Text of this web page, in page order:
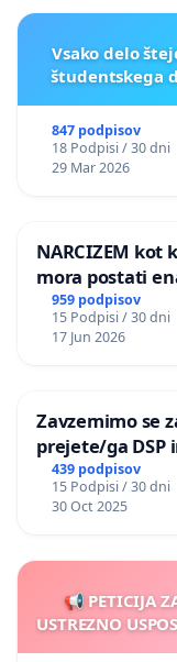
Vsako delo
študentskega
847 podpisov
18 Podpisi / 30 dni
29 Mar 2026
NARCIZEM kot
mora postati
nasilje
959 podpisov
15 Podpisi / 30 dni
17 Jun 2026
Zavzemimo se
prejete/ga DSP
439 podpisov
15 Podpisi / 30 dni
30 Oct 2025
📢 PETICIJA
USTREZNO